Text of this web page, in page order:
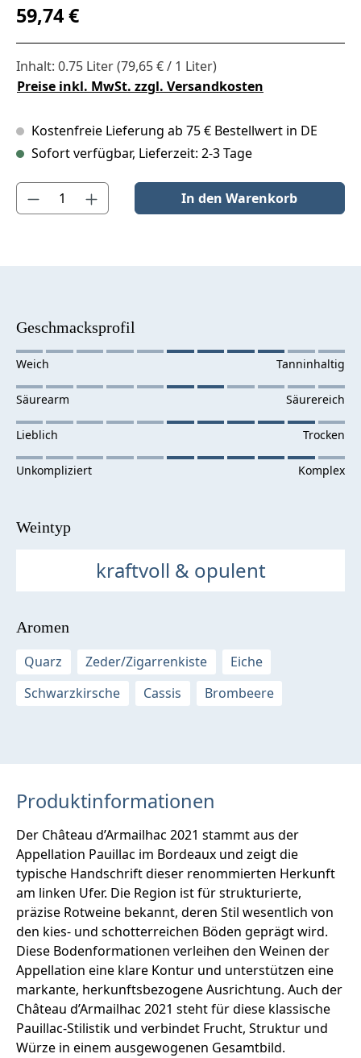
Regulärer Preis:
59,74 €
Inhalt: 0.75 Liter(79,65 € / 1 Liter)
Preise inkl. MwSt. zzgl. Versandkosten
Kostenfreie Lieferung ab 75 € Bestellwert in DE
Sofort verfügbar, Lieferzeit: 2-3 Tage
Produkt Anzahl: Gib den gewünschten Wert ein oder benutze
In den Warenkorb
Geschmacksprofil
Weintyp
kraftvoll & opulent
Aromen
Quarz
Zeder/Zigarrenkiste
Eiche
Schwarzkirsche
Cassis Brombeere
Produktinformationen
Der Château d’Armailhac 2021 stammt aus der
Appellation Pauillac im Bordeaux und zeigt die
typische Handschrift dieser renommierten Herkunft
am linken Ufer. Die Region ist für strukturierte,
präzise Rotweine bekannt, deren Stil wesentlich von
den kies- und schotterreichen Böden geprägt wird.
Diese Bodenformationen verleihen den Weinen der
Appellation eine klare Kontur und unterstützen eine
markante, herkunftsbezogene Ausrichtung. Auch der
Château d’Armailhac 2021 steht für diese klassische
Pauillac-Stilistik und verbindet Frucht, Struktur und
Würze in einem ausgewogenen Gesamtbild.